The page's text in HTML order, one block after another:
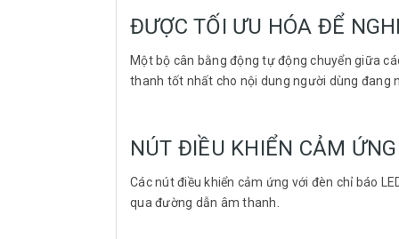
ĐƯỢC TỐI ƯU HÓA ĐỂ
Một bộ cân bằng động tự động chuyển giữa
thanh tốt nhất cho nội dung người dùng đang
NÚT ĐIỀU KHIỂN CẢM ỨNG
Các nút điều khiển cảm ứng với đèn chỉ báo
qua đường dẫn âm thanh.